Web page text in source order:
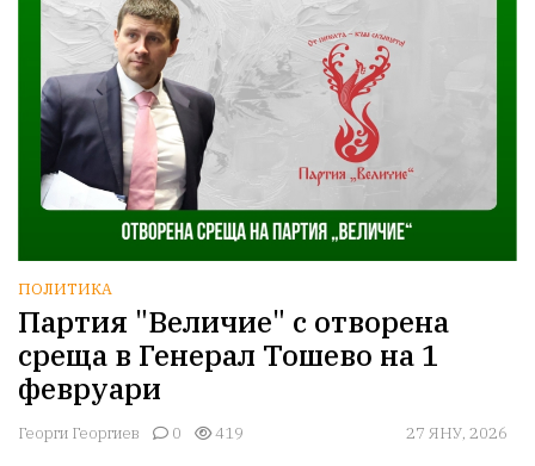
ПОЛИТИКА
Партия "Величие" с отворена
среща в Генерал Тошево на 1
февруари
Георги Георгиев 0 419 27 ЯНУ, 2026